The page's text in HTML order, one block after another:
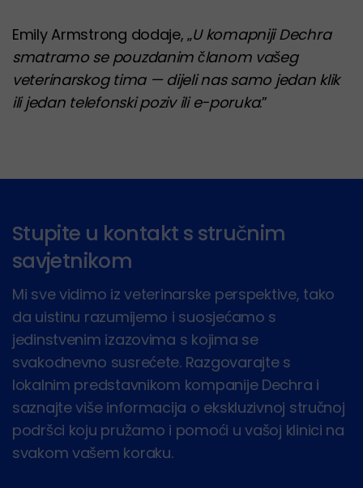
Emily Armstrong dodaje, „U komapniji Dechra
smatramo se pouzdanim članom vašeg
veterinarskog tima — dijeli nas samo jedan klik
ili jedan telefonski poziv ili e-poruka.”
Stupite u kontakt s stručnim
savjetnikom
Mi sve vidimo iz veterinarske perspektive, tako
da uistinu razumijemo i suosjećamo s
jedinstvenim izazovima s kojima se
svakodnevno susrećete. Razgovarajte s
lokalnim predstavnikom kompanije Dechra i
saznajte više informacija o ekskluzivnoj stručnoj
podršci koju pružamo i pomoći u vašoj klinici na
svakom vašem koraku.